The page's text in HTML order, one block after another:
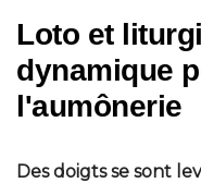
Loto et
dynamique
l'aumônerie
Des doigts se sont